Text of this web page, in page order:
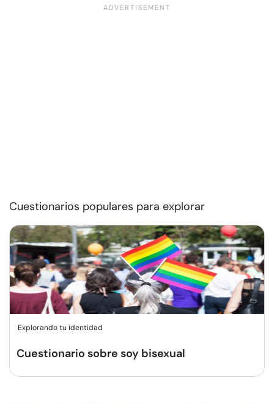
Cuestionarios populares para explorar
Explorando tu identidad
Cuestionario sobre soy bisexual